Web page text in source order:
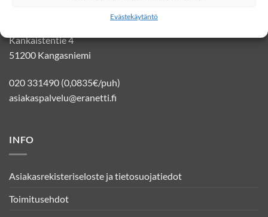
Evästekäytäntö
Kankaistentie 4
51200 Kangasniemi
020 331490 (0,0835€/puh)
asiakaspalvelu@eranetti.fi
INFO
Asiakasrekisteriseloste ja tietosuojatiedot
Toimitusehdot